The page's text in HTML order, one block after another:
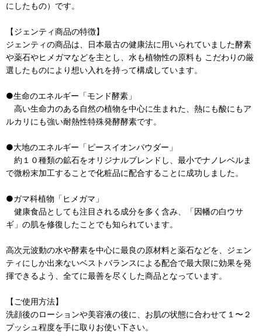
にしたもの）です。
【ジェンティ商品の特徴】
ジェンティの商品は、日本最古の健康法に用いられていました酵素
や薬石やヒメガマなどを主とし、水も植物性の原料も こだわりの厳
選したものにより想い入れを持って構成しています。
●生命のエネルギー「モンド酵素」
高い生命力のある自然の植物を中心に生まれた、熱にも酸にもア
ルカリにも強い耐熱性特殊発酵酵素です。
●大地のエネルギー「ピースイオンパウダー」
約１０種類の鉱石をオリジナルブレンドし、最小でナノレベルま
で微粉末加工することで化粧品に配合することに成功しました。
●ガマ科植物「ヒメガマ」
健康食品としても注目される成分を多く含み、「因幡の白ウサ
ギ」の肌を修復したことでも知られています。
高次元波動の水や酵素を中心に最良の原材料と薬石などを、ジェン
ティにしか出来ないベストバランスによる配合で最大限に効果を発
揮できるよう、全てに最善を尽くした商品となっています。
【ご使用方法】
洗顔後のローションや美容液の後に、お肌の状態に合わせて１〜２
プッシュ程度を手に取りお使い下さい。